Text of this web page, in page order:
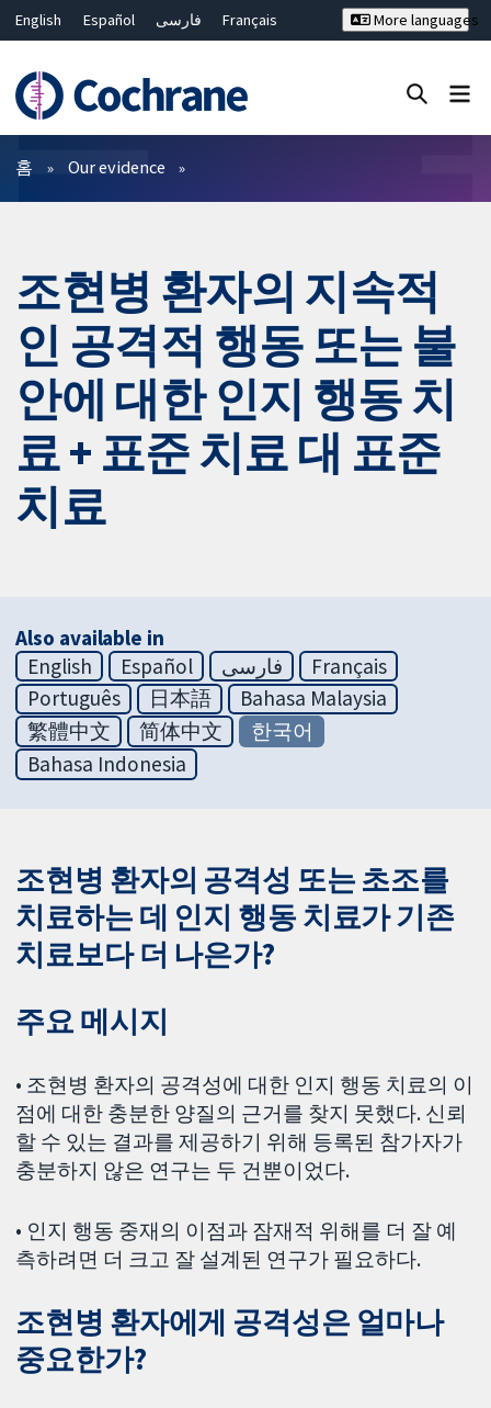
English Español فارسی
Français
Bahasa Malaysia
ไทย
繁體中文
简体中文
More languages
필터
홈 Our evidence
조현병 환자의 지속적
인 공격적 행동 또는 불
안에 대한 인지 행동 치
료 + 표준 치료 대 표준
치료
Also available in
English
Español فارسی
Français
Português
日本語
Bahasa Malaysia
繁體中文
简体中文
한국어
Bahasa Indonesia
조현병 환자의 공격성 또는 초조를
치료하는 데 인지 행동 치료가 기존
치료보다 더 나은가?
주요 메시지
• 조현병 환자의 공격성에 대한 인지 행동 치료의 이
점에 대한 충분한 양질의 근거를 찾지 못했다. 신뢰
할 수 있는 결과를 제공하기 위해 등록된 참가자가
충분하지 않은 연구는 두 건뿐이었다.
• 인지 행동 중재의 이점과 잠재적 위해를 더 잘 예
측하려면 더 크고 잘 설계된 연구가 필요하다.
조현병 환자에게 공격성은 얼마나
중요한가?